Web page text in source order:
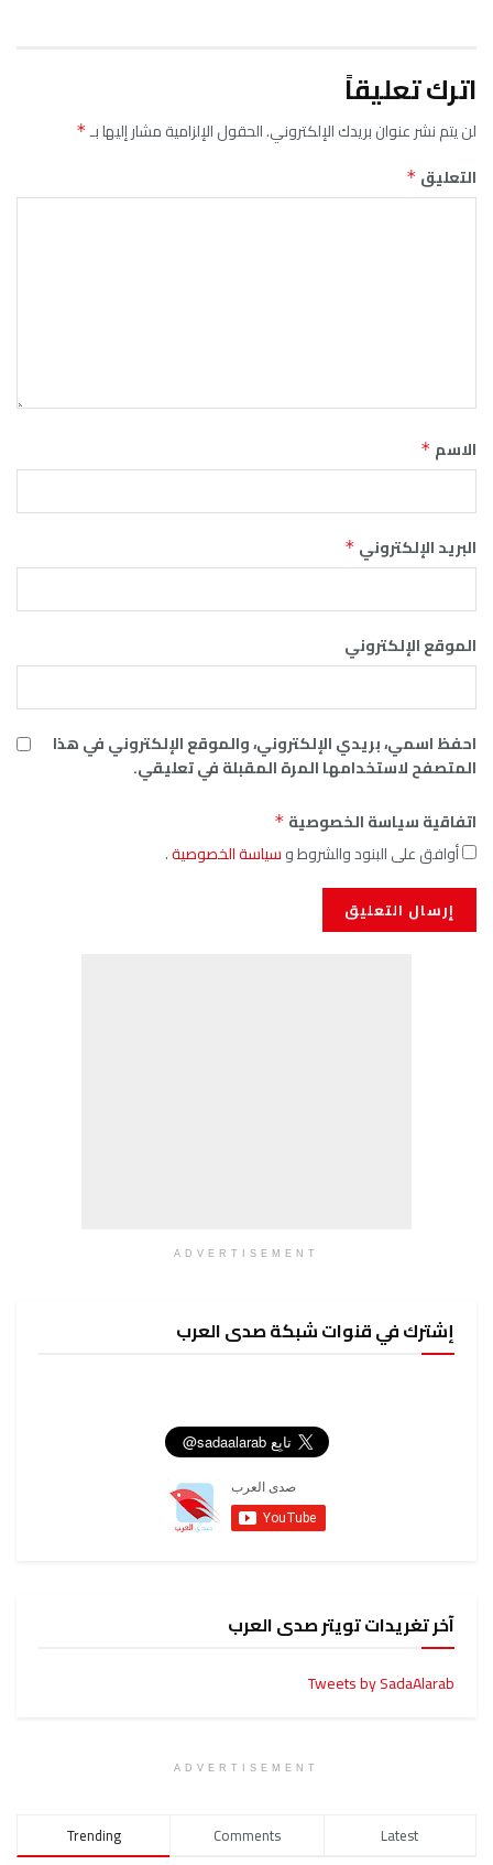
اترك تعليقاً
لن يتم نشر عنوان بريدك الإلكتروني.الحقول الإلزامية مشار إليها بـ*
التعليق *
الاسم *
البريد الإلكتروني *
الموقع الإلكتروني
احفظ اسمي، بريدي الإلكتروني، والموقع الإلكتروني في هذا
المتصفح لاستخدامها المرة المقبلة في تعليقي.
اتفاقية سياسة الخصوصية *
أوافق على البنود والشروط وسياسة الخصوصية.
ADVERTISEMENT
إشترك في قنوات شبكة صدى العرب
آخر تغريدات تويتر صدى العرب
Tweets by SadaAlarab
ADVERTISEMENT
Trending Comments Latest